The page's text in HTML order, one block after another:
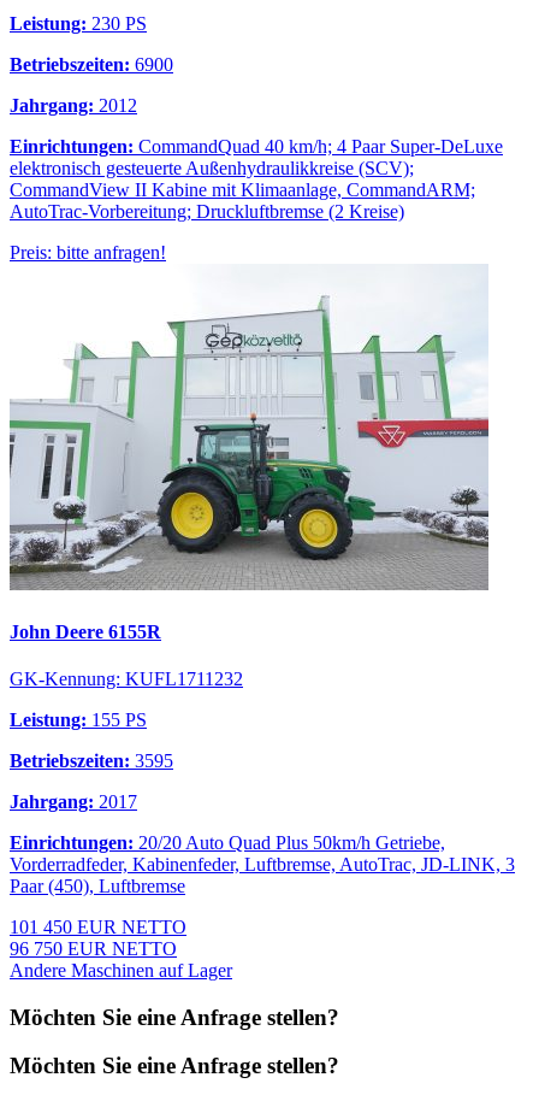
Leistung: 230 PS
Betriebszeiten: 6900
Jahrgang: 2012
Einrichtungen: CommandQuad 40 km/h; 4 Paar Super-DeLuxe
elektronisch gesteuerte Außenhydraulikkreise (SCV);
CommandView II Kabine mit Klimaanlage, CommandARM;
AutoTrac-Vorbereitung; Druckluftbremse (2 Kreise)
Preis: bitte anfragen!
John Deere 6155R
GK-Kennung: KUFL1711232
Leistung: 155 PS
Betriebszeiten: 3595
Jahrgang: 2017
Einrichtungen: 20/20 Auto Quad Plus 50km/h Getriebe,
Vorderradfeder, Kabinenfeder, Luftbremse, AutoTrac, JD-LINK, 3
Paar (450), Luftbremse
101 450 EUR NETTO
96 750 EUR NETTO
Andere Maschinen auf Lager
Möchten Sie eine Anfrage stellen?
Möchten Sie eine Anfrage stellen?